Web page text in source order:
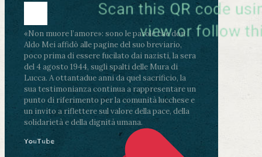
«Non muore l’amore»: sono le parole che don
Aldo Mei affidò alle pagine del suo breviario,
poco prima di essere fucilato dai nazisti, la sera
del 4 agosto 1944, sugli spalti delle Mura di
Lucca. A ottantadue anni da quel sacrificio, la
sua testimonianza continua a rappresentare un
punto di riferimento per la comunità lucchese e
un invito a riflettere sul valore della pace, della
solidarietà e della dignità umana.
YouTube